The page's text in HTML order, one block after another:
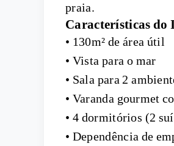
praia.
Características do
• 130m² de área útil
• Vista para o mar
• Sala para 2
• Varanda gourmet
• 4 dormitórios (2
• Dependência de